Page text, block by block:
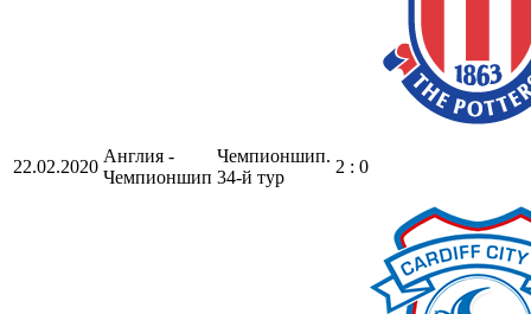
22.02.2020
Англия -
Чемпионшип
Чемпионшип.
34-й тур
2 : 0